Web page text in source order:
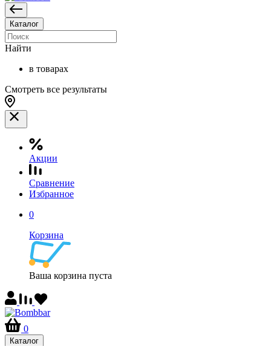
Каталог
Найти
в товарах
Смотреть все результаты
Акции
Сравнение
Избранное
0
Корзина
Ваша корзина пуста
0
Каталог